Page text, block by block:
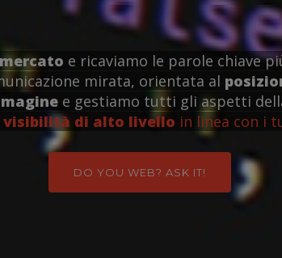
e ricaviamo le parole chiave
mirata, orientata al
e gestiamo tutti gli aspetti
visibilità di alto livello in linea con i
DO YOU WEB? ASK IT!